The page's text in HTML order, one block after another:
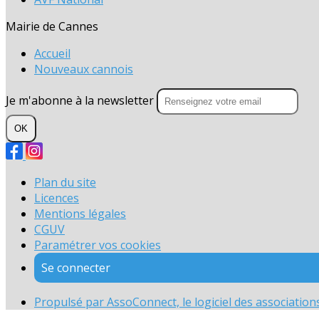
Mairie de Cannes
Accueil
Nouveaux cannois
Je m'abonne à la newsletter
OK
Plan du site
Licences
Mentions légales
CGUV
Paramétrer vos cookies
Se connecter
Propulsé par AssoConnect, le logiciel des